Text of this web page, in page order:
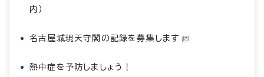
内）
名古屋城現天守閣の記録を募集します
熱中症を予防しましょう！